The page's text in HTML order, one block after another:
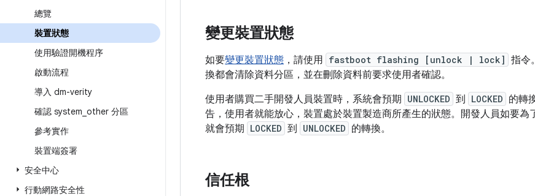
總覽
裝置狀態
使用驗證開機程序
啟動流程
導入 dm-verity
確認 system other 分區
參考實作
裝置端簽署
安全中心
行動網路安全性
變更裝置狀態
如要變更裝置狀態 ，請使用 fastboot flashing [unlock | lock] 指令
換都會清除資料分區，並在刪除資料前要求使用者確認。
使用者購買二手開發人員裝置時，系統會預期
UNLOCKED 到 LOCKED 的轉
告，使用者就能放心，裝置處於裝置製造商所產生的狀態。開發人員如要為
就會預期
LOCKED 到 UNLOCKED 的轉換。
信任根